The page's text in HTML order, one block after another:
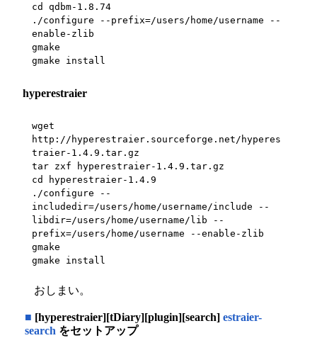
cd qdbm-1.8.74
./configure --prefix=/users/home/username --
enable-zlib
gmake
gmake install
hyperestraier
wget
http://hyperestraier.sourceforge.net/hyperes
traier-1.4.9.tar.gz
tar zxf hyperestraier-1.4.9.tar.gz
cd hyperestraier-1.4.9
./configure --
includedir=/users/home/username/include --
libdir=/users/home/username/lib --
prefix=/users/home/username --enable-zlib
gmake
gmake install
おしまい。
■ [hyperestraier][tDiary][plugin][search]estraier-
search をセットアップ